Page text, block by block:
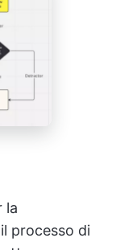
la
processo di